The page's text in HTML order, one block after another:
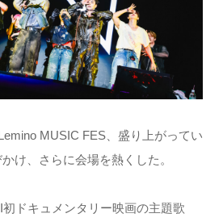
MUSIC FES、盛り上がってい
け、さらに会場を熱くした。
ドキュメンタリー映画の主題歌